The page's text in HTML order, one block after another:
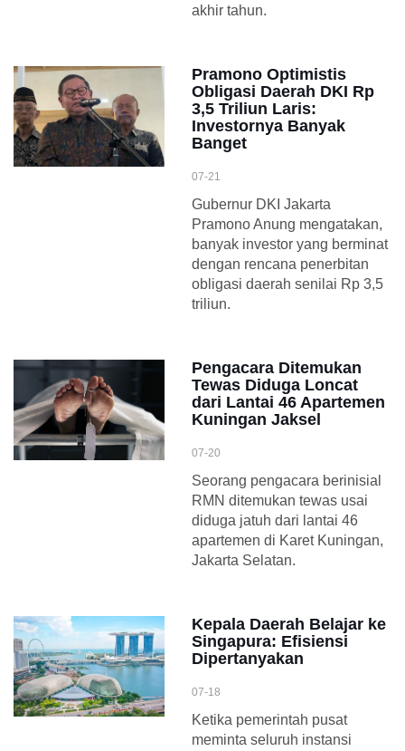
akhir tahun.
Pramono Optimistis
Obligasi Daerah DKI Rp
3,5 Triliun Laris:
Investornya Banyak
Banget
07-21
Gubernur DKI Jakarta
Pramono Anung mengatakan,
banyak investor yang berminat
dengan rencana penerbitan
obligasi daerah senilai Rp 3,5
triliun.
Pengacara Ditemukan
Tewas Diduga Loncat
dari Lantai 46 Apartemen
Kuningan Jaksel
07-20
Seorang pengacara berinisial
RMN ditemukan tewas usai
diduga jatuh dari lantai 46
apartemen di Karet Kuningan,
Jakarta Selatan.
Kepala Daerah Belajar ke
Singapura: Efisiensi
Dipertanyakan
07-18
Ketika pemerintah pusat
meminta seluruh instansi